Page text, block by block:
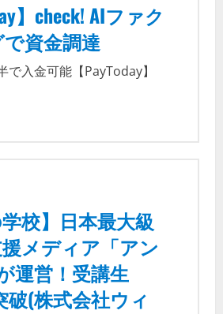
】check! AIファク
資金調達
入金可能【PayToday】
学校】日本最大級
メディア「アン
運営！受講生
破(株式会社ウィ